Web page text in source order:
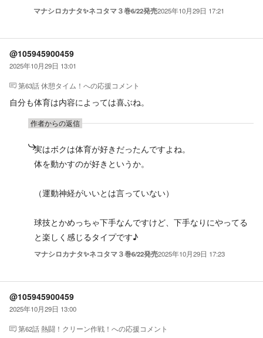
マナシロカナタ✨ネコタマ３巻6/22発売2025年10月29日 17:21
@105945900459
2025年10月29日 13:01
第63話 休憩タイム！ への応援コメント
自分も体育は内容によっては喜ぶね。
作者からの返信
実はボクは体育が好きだったんですよね。
体を動かすのが好きというか。
（運動神経がいいとは言っていない）
球技とかめっちゃ下手なんですけど、下手なりにやってる
と楽しく感じるタイプです♪
マナシロカナタ✨ネコタマ３巻6/22発売2025年10月29日 17:23
@105945900459
2025年10月29日 13:00
第62話 熱闘！クリーン作戦！ への応援コメント